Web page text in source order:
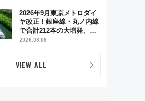
日「京都の鉄道満喫ツア
ー」開催
2026年9月東京メトロダイ
ヤ改正！銀座線・丸ノ内線
で合計212本の大増発、混
雑緩和に期待
2026.08.06
VIEW ALL